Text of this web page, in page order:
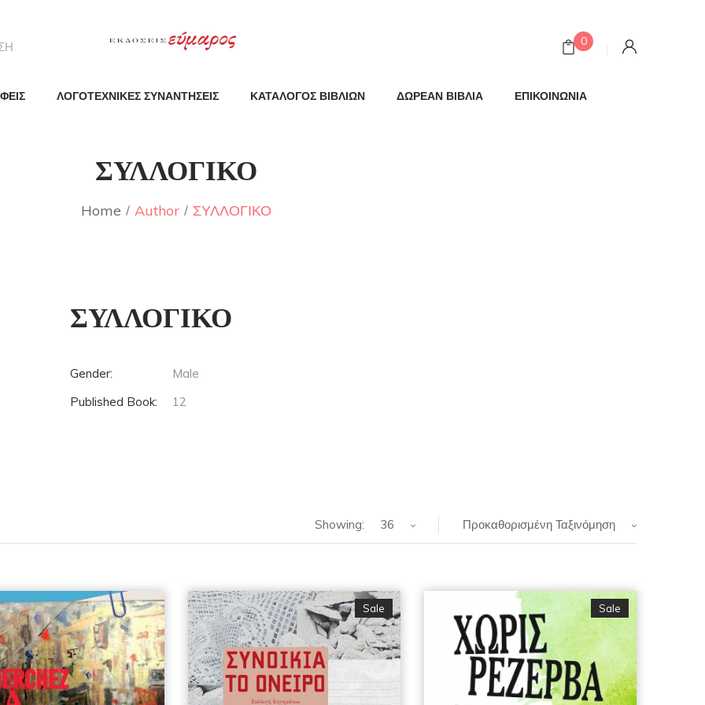
0
ΛΟΓΟΤΕΧΝΙΚΕΣ ΣΥΝΑΝΤΗΣΕΙΣ ΚΑΤΑΛΟΓΟΣ ΒΙΒΛΙΩΝ ΔΩΡΕΑΝ ΒΙΒΛΙΑ ΕΠΙΚΟΙΝΩΝΙΑ
ΣΥΛΛΟΓΙΚΟ
Home Author ΣΥΛΛΟΓΙΚΟ
ΣΥΛΛΟΓΙΚΟ
Gender:
Male
Published Book:
12
Προκαθορισμένη Ταξινόμηση
Showing: 36
Sale Sale